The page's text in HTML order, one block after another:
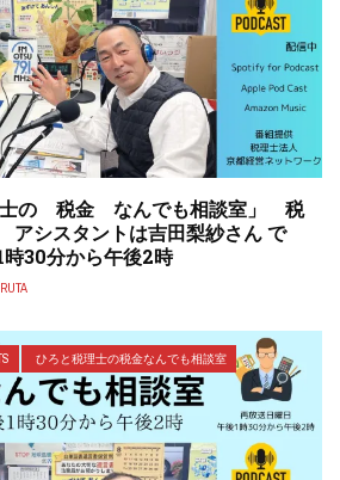
士の 税金 なんでも相談室」 税
シスタントは吉田梨紗さん で
30分から午後2時
ひろと税理士の税金なんでも相談室